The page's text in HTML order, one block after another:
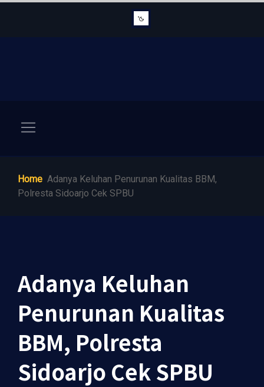
Home Adanya Keluhan Penurunan Kualitas BBM,
Polresta Sidoarjo Cek SPBU
Adanya Keluhan
Penurunan Kualitas
BBM, Polresta
Sidoarjo Cek SPBU